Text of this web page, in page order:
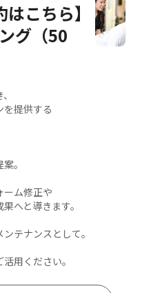
こちら】
グ（50
を提供する
。
ーム修正や
へと導きます。
テナンスとして。
用ください。